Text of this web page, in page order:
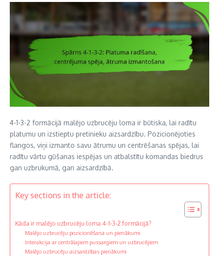
4-1-3-2 formācijā malējo uzbrucēju loma ir būtiska, lai radītu
platumu un izstieptu pretinieku aizsardzību. Pozicionējoties
flangos, viņi izmanto savu ātrumu un centrēšanas spējas, lai
radītu vārtu gūšanas iespējas un atbalstītu komandas biedrus
gan uzbrukumā, gan aizsardzībā.
Key sections in the article:
Kāda ir malējo uzbrucēju loma 4-1-3-2 formācijā?
Malējo uzbrucēju pozicionēšana un pienākumi
Interakcija ar centrālajiem pussargiem un uzbrucējiem
Malējo uzbrucēju aizsardzības pienākumi